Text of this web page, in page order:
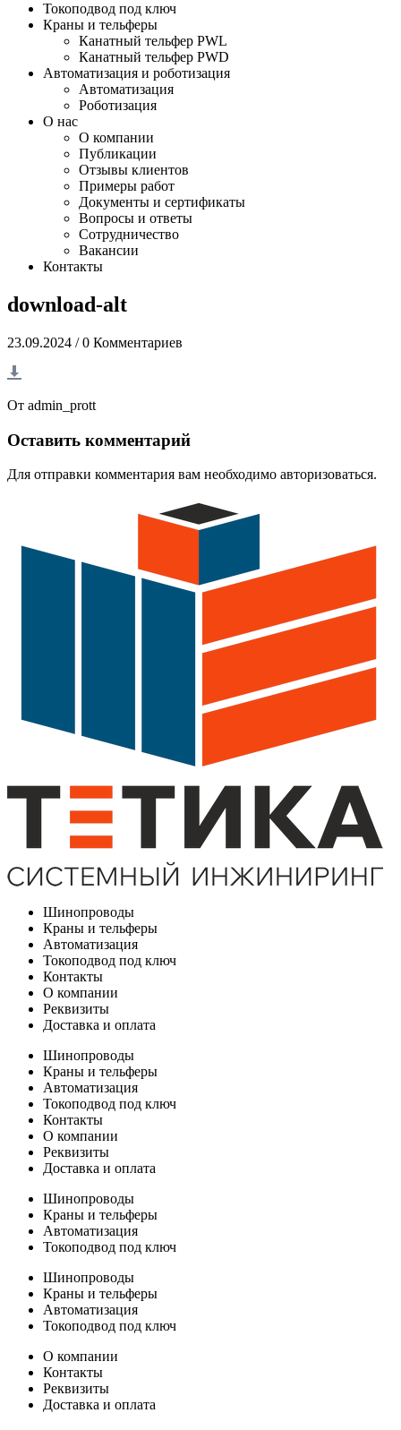
Токоподвод под ключ
Краны и тельферы
Канатный тельфер PWL
Канатный тельфер PWD
Автоматизация и роботизация
Автоматизация
Роботизация
О нас
О компании
Публикации
Отзывы клиентов
Примеры работ
Документы и сертификаты
Вопросы и ответы
Сотрудничество
Вакансии
Контакты
download-alt
23.09.2024 / 0 Комментариев
От admin_prott
Оставить комментарий
Для отправки комментария вам необходимо авторизоваться.
Шинопроводы
Краны и тельферы
Автоматизация
Токоподвод под ключ
Контакты
О компании
Реквизиты
Доставка и оплата
Шинопроводы
Краны и тельферы
Автоматизация
Токоподвод под ключ
Контакты
О компании
Реквизиты
Доставка и оплата
Шинопроводы
Краны и тельферы
Автоматизация
Токоподвод под ключ
Шинопроводы
Краны и тельферы
Автоматизация
Токоподвод под ключ
О компании
Контакты
Реквизиты
Доставка и оплата